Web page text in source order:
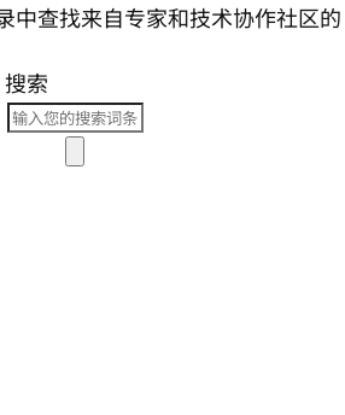
中查找来自专家和技术协作社区的
搜索